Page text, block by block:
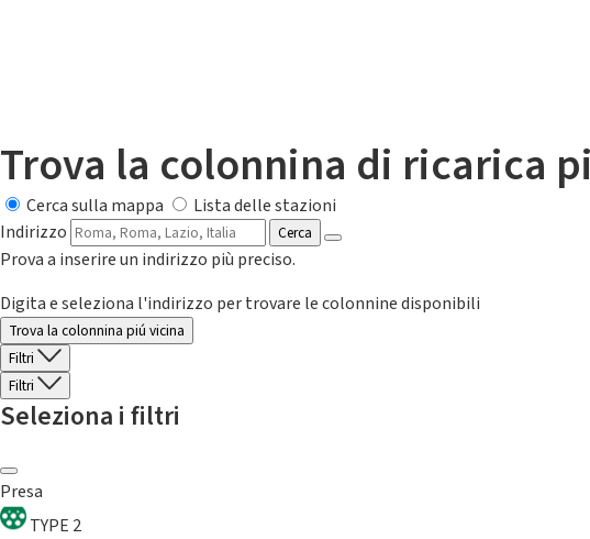
Trova la colonnina di ricarica
Cerca sulla mappa
Lista delle stazioni
Indirizzo
Cerca
Prova a inserire un indirizzo più preciso.
Digita e seleziona l'indirizzo per trovare le colonnine disponibili
Trova la colonnina piú vicina
Filtri
Filtri
Seleziona i filtri
Presa
TYPE 2